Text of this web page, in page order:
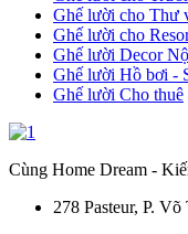
Ghế lười cho Thư
Ghế lười cho
Ghế lười Decor
Ghế lười Hồ bơi -
Ghế lười Cho thuê
Cùng Home Dream -
278 Pasteur, P.